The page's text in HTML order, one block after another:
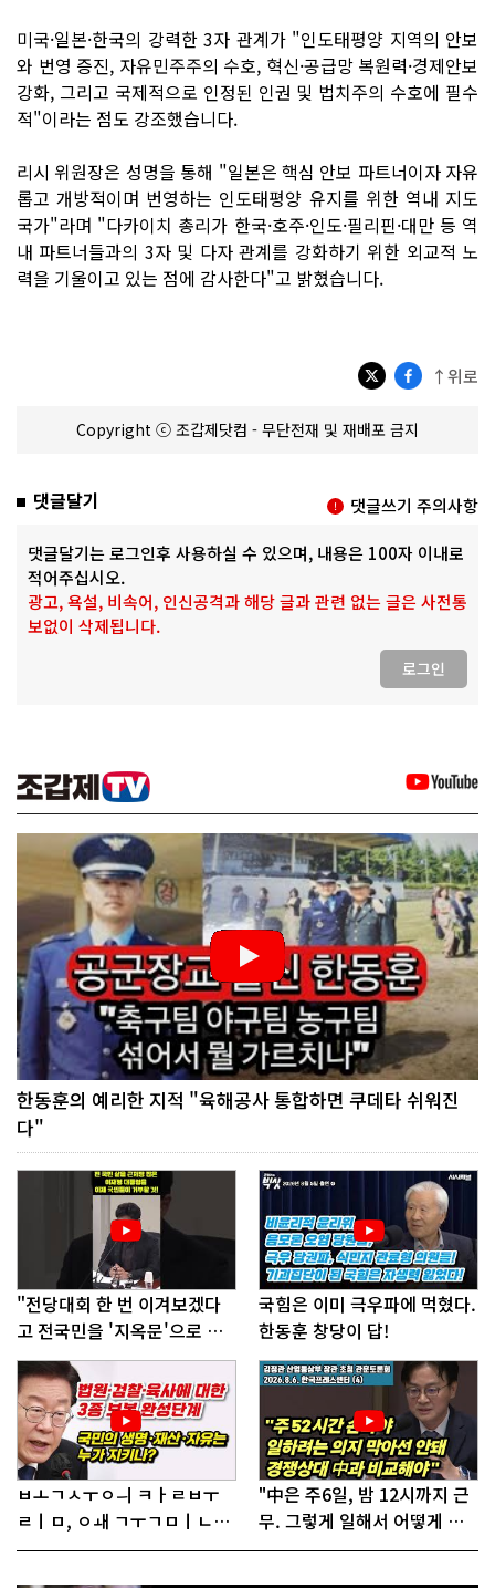
미국·일본·한국의 강력한 3자 관계가 "인도태평양 지역의 안보
와 번영 증진, 자유민주주의 수호, 혁신·공급망 복원력·경제안보
강화, 그리고 국제적으로 인정된 인권 및 법치주의 수호에 필수
적"이라는 점도 강조했습니다.
리시 위원장은 성명을 통해 "일본은 핵심 안보 파트너이자 자유
롭고 개방적이며 번영하는 인도태평양 유지를 위한 역내 지도
국가"라며 "다카이치 총리가 한국·호주·인도·필리핀·대만 등 역
내 파트너들과의 3자 및 다자 관계를 강화하기 위한 외교적 노
력을 기울이고 있는 점에 감사한다"고 밝혔습니다.
↑위로
Copyright ⓒ 조갑제닷컴 - 무단전재 및 재배포 금지
댓글달기 댓글쓰기 주의사항
댓글달기는 로그인후 사용하실 수 있으며, 내용은 100자 이내로
적어주십시오.
광고, 욕설, 비속어, 인신공격과 해당 글과 관련 없는 글은 사전통
보없이 삭제됩니다.
로그인
한동훈의 예리한 지적 "육해공사 통합하면 쿠데타 쉬워진
다"
"전당대회 한 번 이겨보겠다
고 전국민을 '지옥문'으로 밀
어!"
국힘은 이미 극우파에 먹혔다.
한동훈 창당이 답!
ㅂㅗㄱㅅㅜㅇㅢ ㅋㅏㄹㅂㅜ
ㄹㅣㅁ, ㅇㅙ ㄱㅜㄱㅁㅣㄴㄷ
ㅡㄹㅇㅣ ㄷㅏㅇㅎㅐㅇㅑ ㅎ
"中은 주6일, 밤 12시까지 근
무. 그렇게 일해서 어떻게 경
쟁하냐 반문하더라"